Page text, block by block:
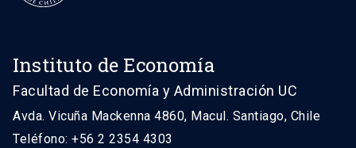
Instituto de Economía
Facultad de Economía y Administración UC
Avda. Vicuña Mackenna 4860, Macul. Santiago, Chile
Teléfono: +56 2 2354 4303